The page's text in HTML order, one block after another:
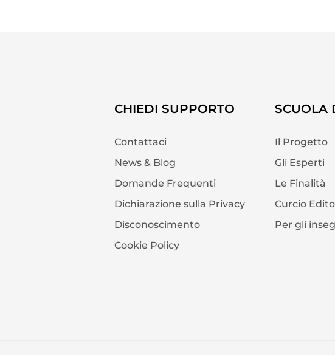
CHIEDI SUPPORTO
Contattaci
News & Blog
Domande Frequenti
Dichiarazione sulla Privacy
Disconoscimento
Cookie Policy
SCUOLA
Il Progetto
Gli Esperti
Le Finalità
Curcio
Per gli